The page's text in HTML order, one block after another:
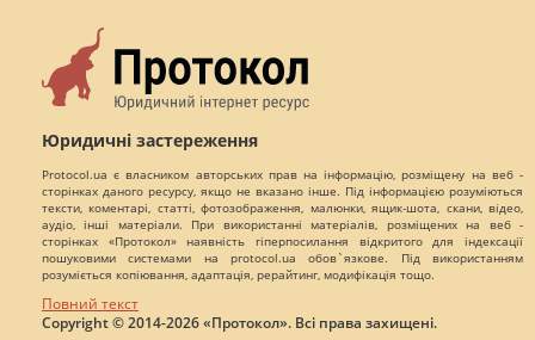
Юридичні застереження
Protocol.ua є власником авторських прав на інформацію, розміщену на веб -
сторінках даного ресурсу, якщо не вказано інше. Під інформацією розуміються
тексти, коментарі, статті, фотозображення, малюнки, ящик-шота, скани, відео,
аудіо, інші матеріали. При використанні матеріалів, розміщених на веб -
сторінках «Протокол» наявність гіперпосилання відкритого для індексації
пошуковими системами на protocol.ua обов`язкове. Під використанням
розуміється копіювання, адаптація, рерайтинг, модифікація тощо.
Повний текст
Copyright © 2014-2026 «Протокол». Всі права захищені.